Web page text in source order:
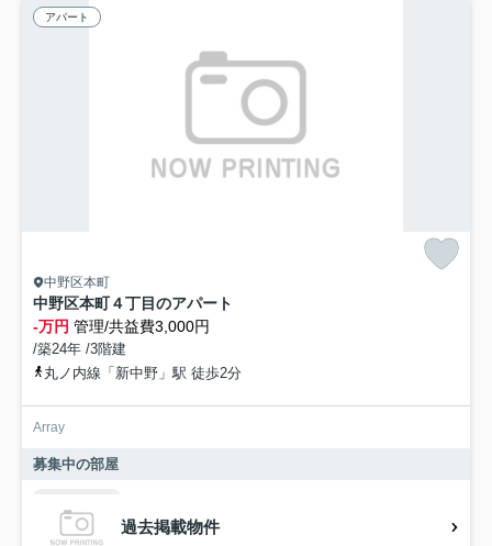
アパート
中野区本町
中野区本町４丁目のアパート
-万円 管理/共益費3,000円
/築24年 /3階建
丸ノ内線「新中野」駅 徒歩2分
Array
募集中の部屋
過去掲載物件